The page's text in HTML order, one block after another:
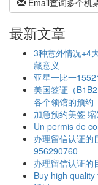
Email查询多个机
最新文章
3种意外情况+4
藏意义
亚星一比一
美国签证（
各个领馆的预约
加急预约美签
Un permis de
办理留信认证的
956290760
办理留信认证的
Buy high